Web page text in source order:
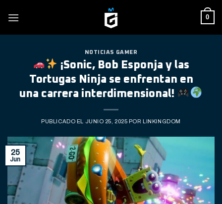
0
NOTICIAS GAMER
¡Sonic, Bob Esponja y las
Tortugas Ninja se enfrentan en
una carrera interdimensional!
PUBLICADO EL JUNIO 25, 2025 POR LINKINGDOM
25
Jun